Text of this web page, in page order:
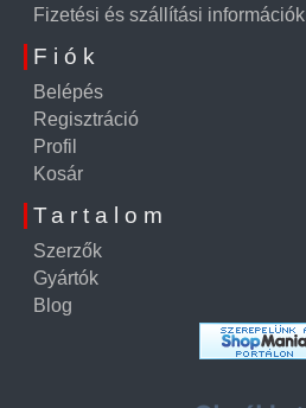
Fizetési és szállítási információk
Fiók
Belépés
Regisztráció
Profil
Kosár
Tartalom
Szerzők
Gyártók
Blog